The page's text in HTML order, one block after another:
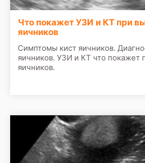
Что покажет УЗИ и КТ при
яичников
Симптомы кист яичников.
яичников. УЗИ и КТ что покажет
яичников.